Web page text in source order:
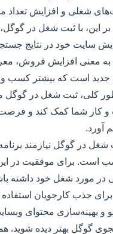
شغلی و افزایش تعداد
این، با ثبت شغل در
سایت خود در نتایج
به معنی افزایش فروش،
است که بیشتر کسب و
کلی، ثبت شغل در گوگل
کار شما کمک کند و
آورد.
شغل در گوگل نیازمند
است. برای موفقیت در این
در مورد شغل خود داشته
جذب کارجویان استفاده
و بهینه‌سازی محتوای
گوگل بهتر دیده شوید.